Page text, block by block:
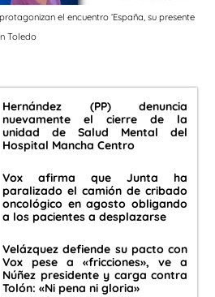
el encuentro ‘España, su presente
Toledo
Hernández (PP) denuncia
nuevamente el cierre de la
unidad de Salud Mental del
Hospital Mancha Centro
Vox afirma que Junta ha
paralizado el camión de cribado
oncológico en agosto obligando
a los pacientes a desplazarse
Velázquez defiende su pacto con
Vox pese a «fricciones», ve a
Núñez presidente y carga contra
Tolón: «Ni pena ni gloria»